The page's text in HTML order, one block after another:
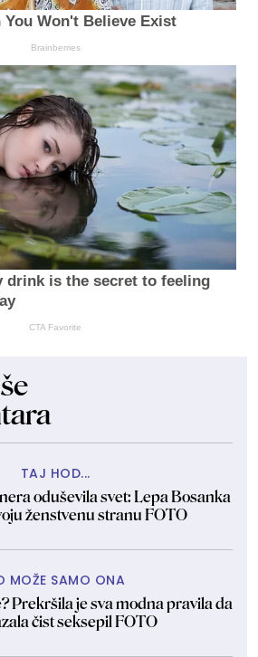
You Won't Believe Exist
Brainberries
drink is the secret to feeling
CTA Favorite
TAJ HOD...
oduševila svet: Lepa Bosanka
ženstvenu stranu FOTO
MOŽE SAMO ONA
Prekršila je sva modna pravila da
čist seksepil FOTO